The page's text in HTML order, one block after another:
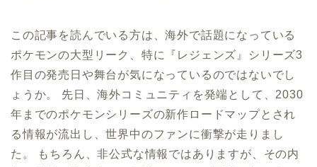
この記事を読んでいる方は、海外で話題になっている
ポケモンの大型リーク、特に『レジェンズ』シリーズ3
作目の発売日や舞台が気になっているのではないでし
ょうか。 先日、海外コミュニティを発端として、2030
年までのポケモンシリーズの新作ロードマップとされ
る情報が流出し、世界中のファンに衝撃が走りまし
た。 もちろん、非公式な情報ではありますが、その内